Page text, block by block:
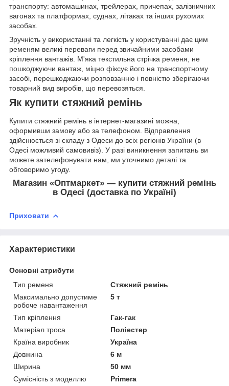
транспорту: автомашинах, трейлерах, причепах, залізничних
вагонах та платформах, суднах, літаках та інших рухомих
засобах.
Зручність у використанні та легкість у користуванні дає цим
ременям великі переваги перед звичайними засобами
кріплення вантажів. М'яка текстильна стрічка ременя, не
пошкоджуючи вантаж, міцно фіксує його на транспортному
засобі, перешкоджаючи розповзанню і повністю зберігаючи
товарний вид виробів, що перевозяться.
Як купити стяжний ремінь
Купити стяжний ремінь в інтернет-магазині можна,
оформивши замову або за телефоном. Відправлення
здійснюється зі складу з Одеси до всіх регіонів України (в
Одесі можливий самовивіз). У разі виникнення запитань ви
можете зателефонувати нам, ми уточнимо деталі та
обговоримо угоду.
Магазин «Оптмаркет» — купити стяжний ремінь
в Одесі (доставка по Україні)
Приховати
Характеристики
Основні атрибути
Тип ременя
Стяжний ремінь
Максимально допустиме
робоче навантаження
5 т
Тип кріплення
Гак-гак
Матеріал троса
Поліестер
Країна виробник
Україна
Довжина
6 м
Ширина
50 мм
Сумісність з моделлю
Primera